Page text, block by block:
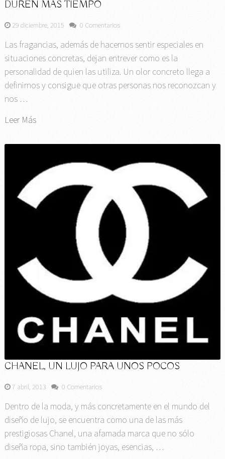
DUREN MÁS TIEMPO
29 diciembre, 2015 0 Comentarios
Las fragancias, además de hacernos sentir especiales en
situaciones concretas, dejan entrever como es la
personalidad de quien las utiliza. Un olor concreto llega a
definirnos y consigue que otras personas nos reconozcan y
nos …
Leer Más
CHANEL, UN LUJO PARA UNOS POCOS
7 abril, 2013 0 Comentarios
Dentro de la moda, y más concretamente en el mundo del
diseño de lujo, se encuentra como una de las más
prestigiosas Chanel, una afamada marca que no sólo
diseña ropa, sino también joyas, esencias, …